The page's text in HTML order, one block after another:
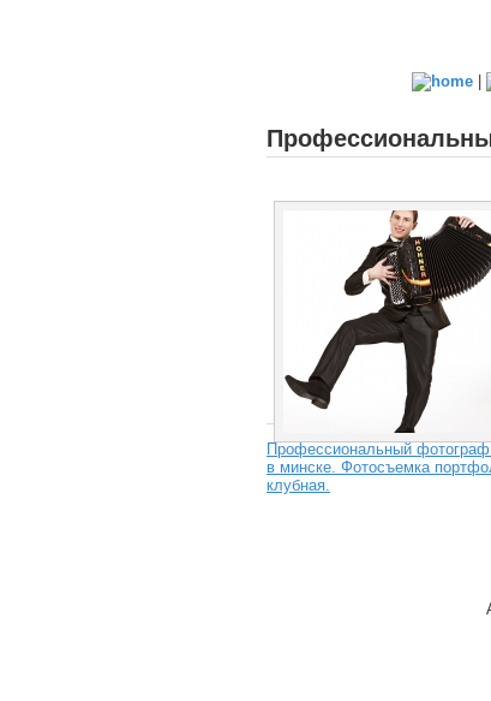
|
Профессиональный
в минске. Фотосъемка
клубная.